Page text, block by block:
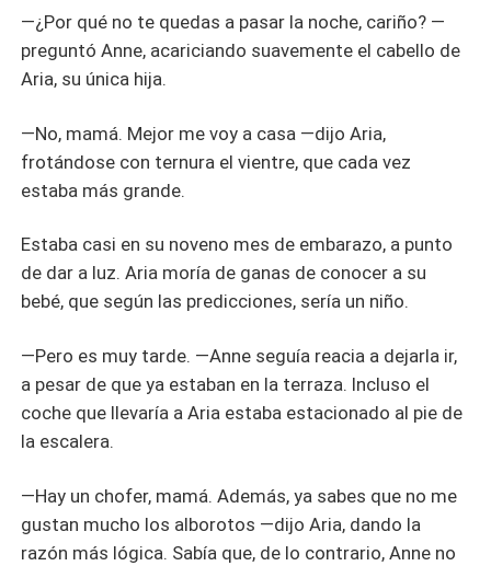
—¿Por qué no te quedas a pasar la noche, cariño? —
preguntó Anne, acariciando suavemente el cabello de
Aria, su única hija.
—No, mamá. Mejor me voy a casa —dijo Aria,
frotándose con ternura el vientre, que cada vez
estaba más grande.
Estaba casi en su noveno mes de embarazo, a punto
de dar a luz. Aria moría de ganas de conocer a su
bebé, que según las predicciones, sería un niño.
—Pero es muy tarde. —Anne seguía reacia a dejarla ir,
a pesar de que ya estaban en la terraza. Incluso el
coche que llevaría a Aria estaba estacionado al pie de
la escalera.
—Hay un chofer, mamá. Además, ya sabes que no me
gustan mucho los alborotos —dijo Aria, dando la
razón más lógica. Sabía que, de lo contrario, Anne no